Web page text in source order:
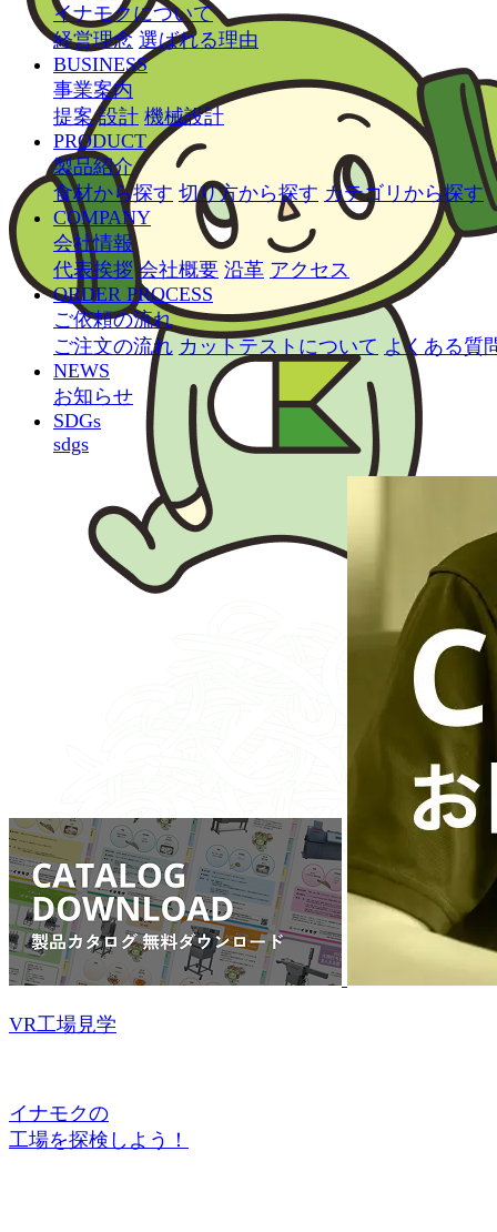
イナモクについて
経営理念 選ばれる理由
BUSINESS
事業案内
提案 設計 機械設計
PRODUCT
製品紹介
食材から探す 切り方から探す カテゴリから探す
COMPANY
会社情報
代表挨拶 会社概要 沿革 アクセス
ORDER PROCESS
ご依頼の流れ
ご注文の流れ カットテストについて よくある質
NEWS
お知らせ
SDGs
sdgs
VR工場見学
イナモクの
工場を探検しよう！